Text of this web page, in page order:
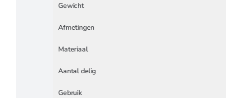
Gewicht
Afmetingen
Materiaal
Aantal delig
Gebruik